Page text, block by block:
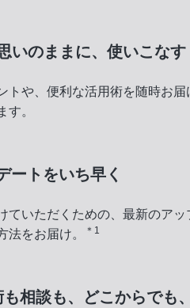
いのままに、使いこなす
トや、便利な活用術を随時お
す。
ートをいち早く
ていただくための、最新のア
法をお届け。
＊1
相談も、どこからでも、